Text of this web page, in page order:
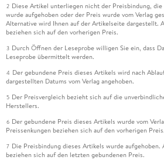
2 Diese Artikel unterliegen nicht der Preisbindung,
wurde aufgehoben oder der Preis wurde vom Verlag
Alternative wird Ihnen auf der Artikelseite dargestellt.
beziehen sich auf den vorherigen Preis.
3 Durch Öffnen der Leseprobe willigen Sie ein, dass
Leseprobe übermittelt werden.
4 Der gebundene Preis dieses Artikels wird nach
dargestellten Datums vom Verlag angehoben.
5 Der Preisvergleich bezieht sich auf die
Herstellers.
6 Der gebundene Preis dieses Artikels wurde vom
Preissenkungen beziehen sich auf den vorherigen Preis.
7 Die Preisbindung dieses Artikels wurde aufgehoben.
beziehen sich auf den letzten gebundenen Preis.